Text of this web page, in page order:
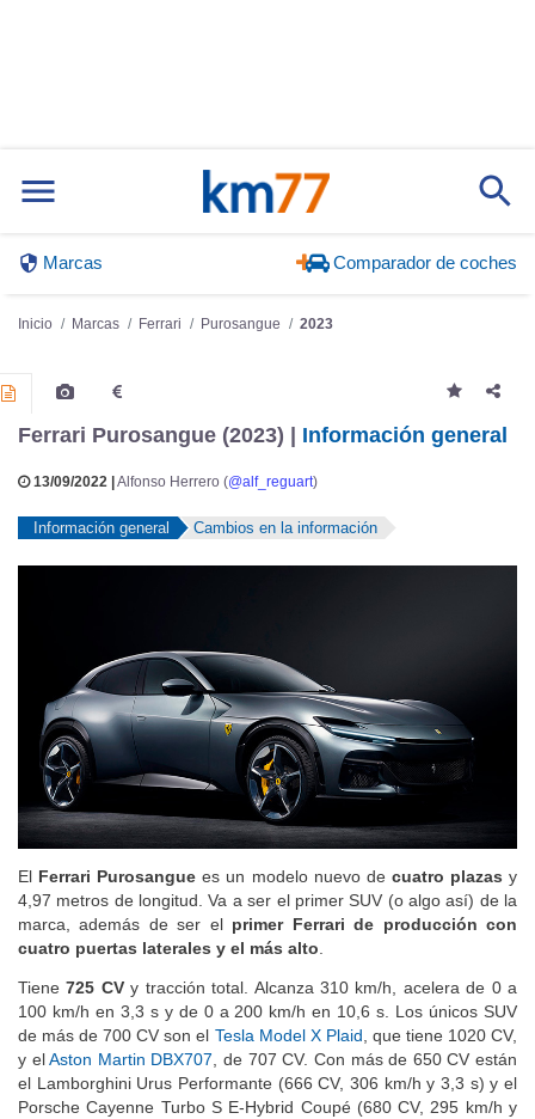
Marcas Comparador de coches
Inicio Marcas Ferrari Purosangue 2023
Ferrari Purosangue (2023) | Información general
13/09/2022 | Alfonso Herrero (@alf_reguart)
Información general Cambios en la información
El Ferrari Purosangue es un modelo nuevo de cuatro plazas y
4,97 metros de longitud. Va a ser el primer SUV (o algo así) de la
marca, además de ser el primer Ferrari de producción con
cuatro puertas laterales y el más alto
Tiene725 CVy tracción total. Alcanza 310 km/h, acelera de 0 a
100 km/h en 3,3 s y de 0 a 200 km/h en 10,6 s. Los únicos SUV
de más de 700 CV son el Tesla Model X Plaid , que tiene 1020 CV,
y elAston Martin DBX707 , de 707 CV. Con más de 650 CV están
el Lamborghini Urus Performante (666 CV, 306 km/h y 3,3 s) y el
Porsche Cayenne Turbo S E-Hybrid Coupé (680 CV, 295 km/h y